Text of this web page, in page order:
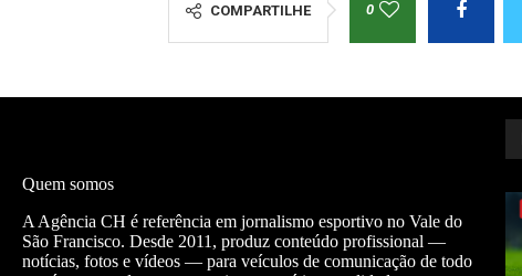
COMPARTILHE 0
Quem somos
A Agência CH é referência em jornalismo esportivo no Vale do
São Francisco. Desde 2011, produz conteúdo profissional —
notícias, fotos e vídeos — para veículos de comunicação de todo